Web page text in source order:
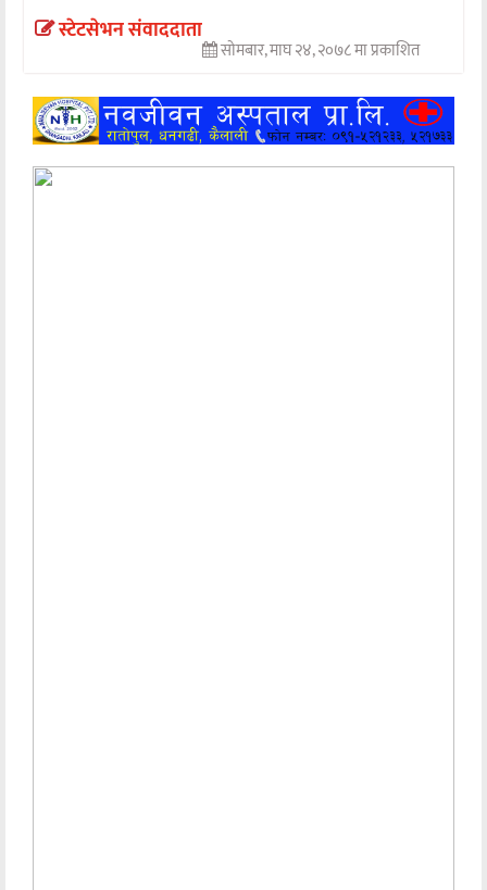
मनोरञ्जन
स्टेटसेभन संवाददाता
सोमबार, माघ २४, २०७८ मा प्रकाशित